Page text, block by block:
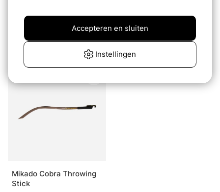
Fox Distance Baiting
Pole 8ft
Bait Cone Plastic
€3.30
Mikado Cobra Throwing
Stick
Instellingen
Accepteren en sluiten